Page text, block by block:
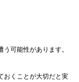
可能性があります。
おくことが大切だと実